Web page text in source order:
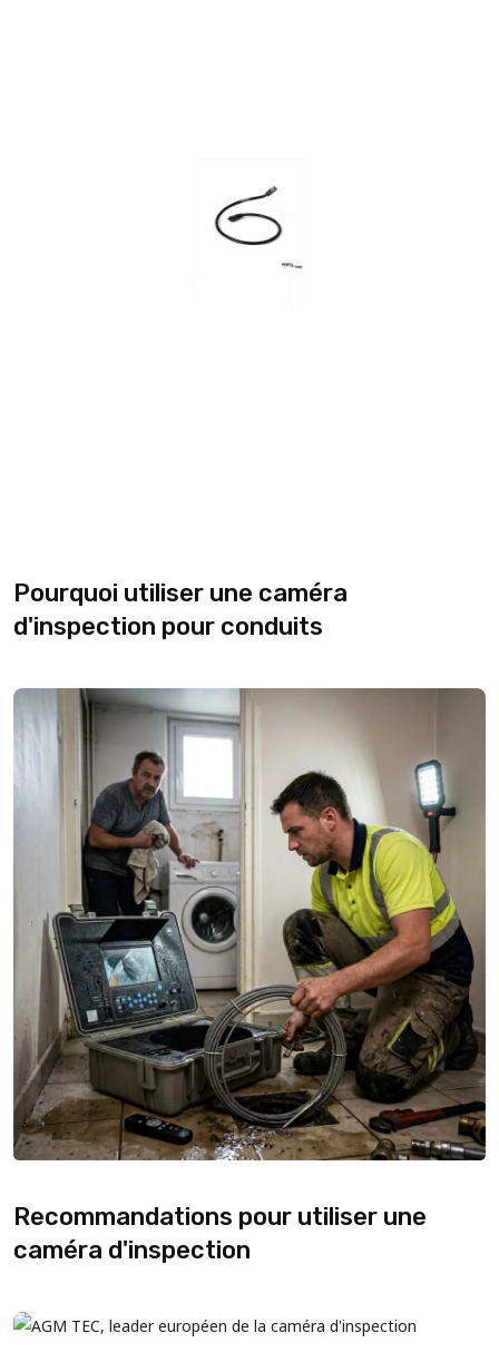
Pourquoi utiliser une caméra
d'inspection pour conduits
Recommandations pour utiliser une
caméra d'inspection